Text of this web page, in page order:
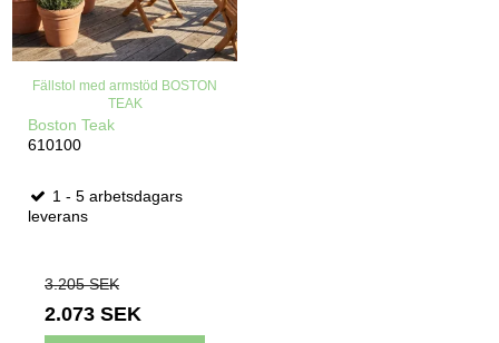
Fällstol med armstöd BOSTON
TEAK
Boston Teak
610100
1 - 5 arbetsdagars
leverans
3.205 SEK
2.073 SEK